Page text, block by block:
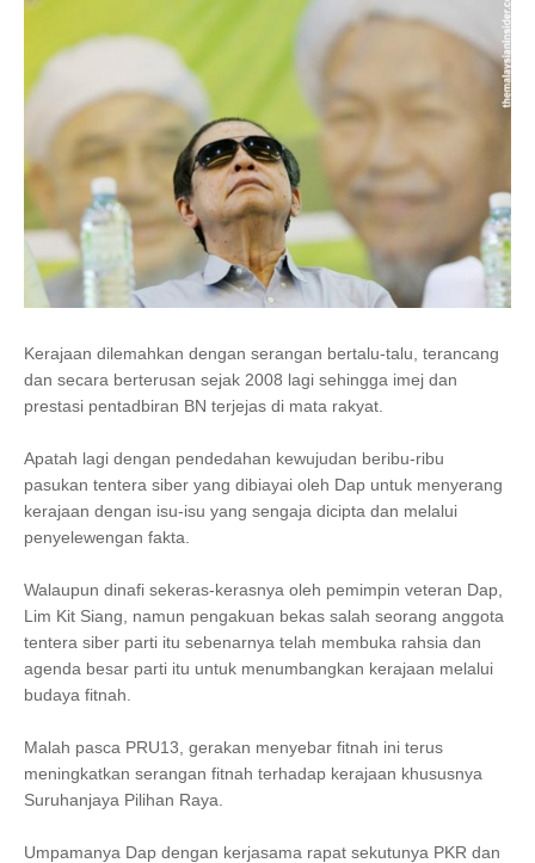
Kerajaan dilemahkan dengan serangan bertalu-talu, terancang
dan secara berterusan sejak 2008 lagi sehingga imej dan
prestasi pentadbiran BN terjejas di mata rakyat.
Apatah lagi dengan pendedahan kewujudan beribu-ribu
pasukan tentera siber yang dibiayai oleh Dap untuk menyerang
kerajaan dengan isu-isu yang sengaja dicipta dan melalui
penyelewengan fakta.
Walaupun dinafi sekeras-kerasnya oleh pemimpin veteran Dap,
Lim Kit Siang, namun pengakuan bekas salah seorang anggota
tentera siber parti itu sebenarnya telah membuka rahsia dan
agenda besar parti itu untuk menumbangkan kerajaan melalui
budaya fitnah.
Malah pasca PRU13, gerakan menyebar fitnah ini terus
meningkatkan serangan fitnah terhadap kerajaan khususnya
Suruhanjaya Pilihan Raya.
Umpamanya Dap dengan kerjasama rapat sekutunya PKR dan